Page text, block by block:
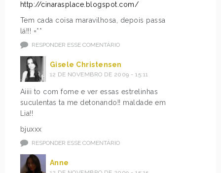
http://cinarasplace.blogspot.com/
Tem cada coisa maravilhosa, depois passa
lá!!! =**
RESPONDER ESSE COMENTÁRIO
Gisele Christensen
12 DE NOVEMBRO DE 2009 - 15:11
Aiiii to com fome e ver essas estrelinhas
suculentas ta me detonando!! maldade em
Lia!!
bjuxxx
RESPONDER ESSE COMENTÁRIO
Anne